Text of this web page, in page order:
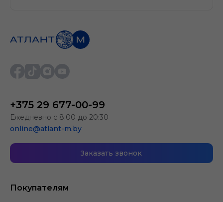
Покупателям
+375 29 677-00-99
Ежедневно с 8:00 до 20:30
online@atlant-m.by
Заказать звонок